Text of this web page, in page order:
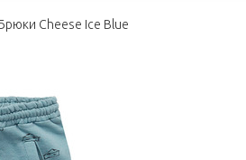
Cheese Ice Blue